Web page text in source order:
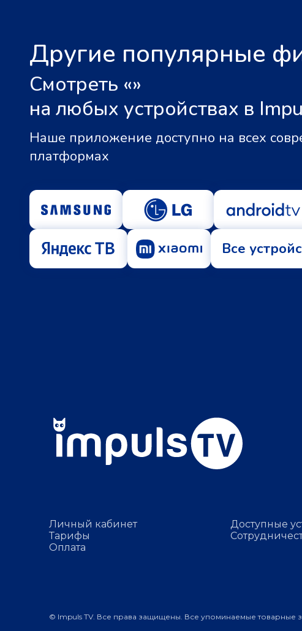
Другие популярные
Смотреть «»
на любых устройствах в
Наше приложение доступно на всех
платформах
Все
Личный кабинет
Тарифы
Оплата
Доступные
© Impuls TV. Все права защищены. Все упоминаемые товарные